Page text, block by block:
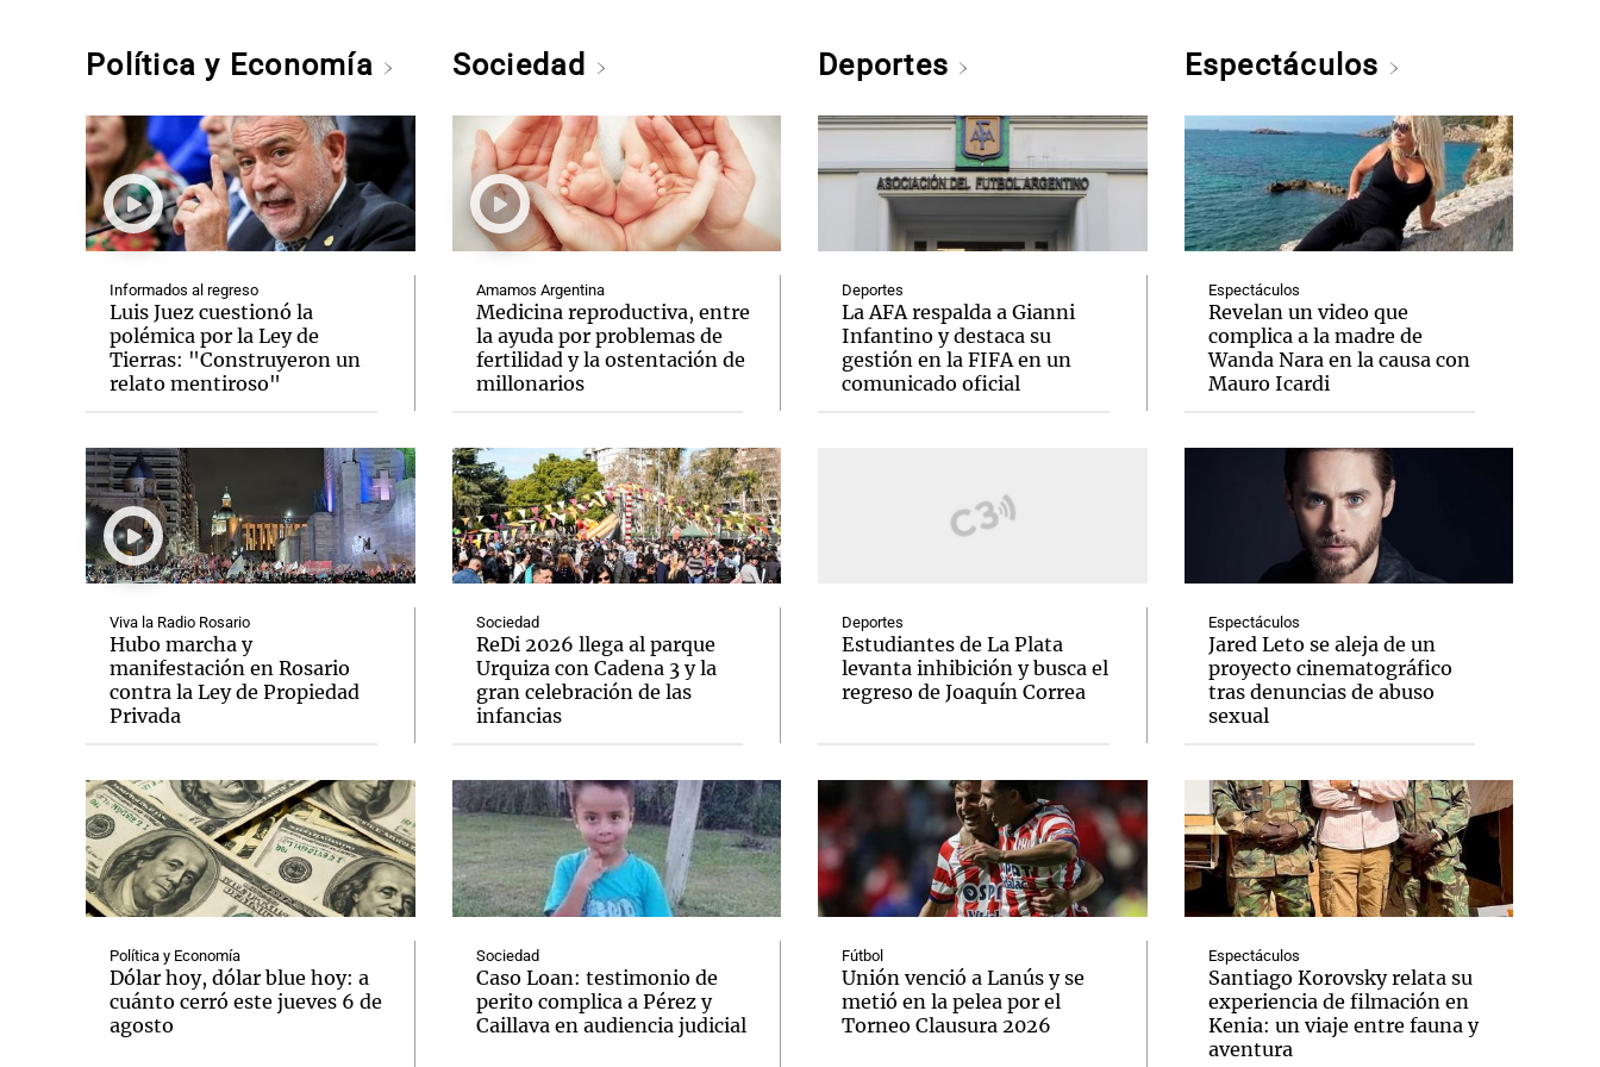
Política y Economía
Informados al regreso
Luis Juez cuestionó la
polémica por la Ley de
Tierras: "Construyeron un
relato mentiroso"
Viva la Radio Rosario
Hubo marcha y
manifestación en Rosario
contra la Ley de Propiedad
Privada
Política y Economía
Dólar hoy, dólar blue hoy: a
cuánto cerró este jueves 6 de
agosto
Sociedad
Amamos Argentina
Medicina reproductiva, entre
la ayuda por problemas de
fertilidad y la ostentación de
millonarios
Sociedad
ReDi 2026 llega al parque
Urquiza con Cadena 3 y la
gran celebración de las
infancias
Sociedad
Caso Loan: testimonio de
perito complica a Pérez y
Caillava en audiencia judicial
Deportes
Deportes
La AFA respalda a Gianni
Infantino y destaca su
gestión en la FIFA en un
comunicado oficial
Deportes
Estudiantes de La Plata
levanta inhibición y busca el
regreso de Joaquín Correa
Fútbol
Unión venció a Lanús y se
metió en la pelea por el
Torneo Clausura 2026
Espectáculos
Espectáculos
Revelan un video que
complica a la madre de
Wanda Nara en la causa con
Mauro Icardi
Espectáculos
Jared Leto se aleja de un
proyecto cinematográfico
tras denuncias de abuso
sexual
Espectáculos
Santiago Korovsky relata su
experiencia de filmación en
Kenia: un viaje entre fauna y
aventura
Notas Notas
El huracán de Arequito
Notas
Cadena 3 en Groenlandia
Notas